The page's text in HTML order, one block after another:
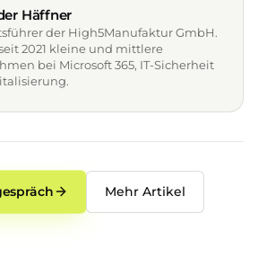
Häffner
der High5Manufaktur GmbH.
2021 kleine und mittlere
bei Microsoft 365, IT-Sicherheit
Mehr Artikel